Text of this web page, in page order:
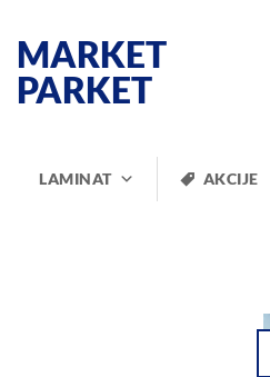
садржај
MARKET
PARKET
LAMINAT AKCIJE